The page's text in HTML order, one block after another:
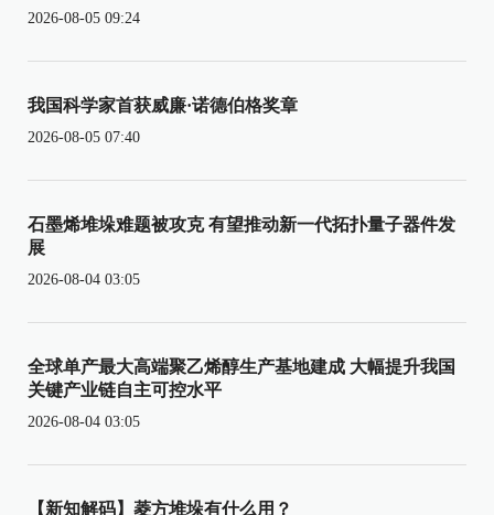
2026-08-05 09:24
我国科学家首获威廉·诺德伯格奖章
2026-08-05 07:40
石墨烯堆垛难题被攻克 有望推动新一代拓扑量子器件发
展
2026-08-04 03:05
全球单产最大高端聚乙烯醇生产基地建成 大幅提升我国
关键产业链自主可控水平
2026-08-04 03:05
【新知解码】菱方堆垛有什么用？